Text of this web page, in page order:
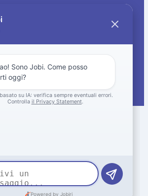
chatbot Jobi
con il Pubblico
cookie
518volte
and powered by Gruppo Spaggiari
Publishing & New Social Media
personali